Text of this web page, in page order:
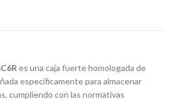
es una caja fuerte homologada de
específicamente para almacenar
cumpliendo con las normativas